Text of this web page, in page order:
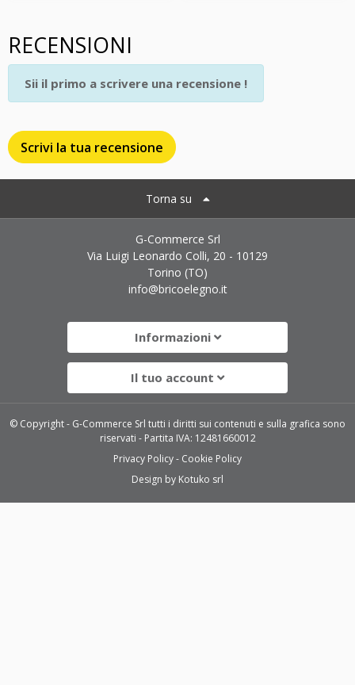
RECENSIONI
Scrivi la tua recensione
Sii il primo a scrivere una recensione !
Torna su
G-Commerce Srl
Via Luigi Leonardo Colli, 20 - 10129
Torino (TO)
info@bricoelegno.it
Informazioni
Il tuo account
© Copyright - G-Commerce Srl tutti i diritti sui contenuti e sulla grafica sono
riservati - Partita IVA: 12481660012
Privacy Policy
Cookie Policy
Design by Kotuko srl